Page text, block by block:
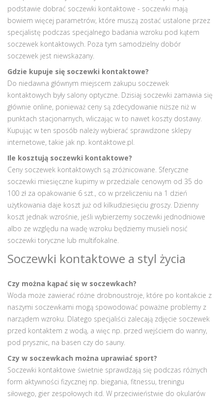
podstawie dobrać soczewki kontaktowe - soczewki mają
bowiem więcej parametrów, które muszą zostać ustalone przez
specjalistę podczas specjalnego badania wzroku pod kątem
soczewek kontaktowych. Poza tym samodzielny dobór
soczewek jest niewskazany.
Gdzie kupuje się soczewki kontaktowe?
Do niedawna głównym miejscem zakupu soczewek
kontaktowych były salony optyczne. Dzisiaj soczewki zamawia się
głównie online, ponieważ ceny są zdecydowanie niższe niż w
punktach stacjonarnych, wliczając w to nawet koszty dostawy.
Kupując w ten sposób należy wybierać sprawdzone sklepy
internetowe, takie jak np. kontaktowe.pl.
Ile kosztują soczewki kontaktowe?
Ceny soczewek kontaktowych są zróżnicowane. Sferyczne
soczewki miesięczne kupimy w przedziale cenowym od 35 do
100 zł za opakowanie 6 szt., co w przeliczeniu na 1 dzień
użytkowania daje koszt już od kilkudziesięciu groszy. Dzienny
koszt jednak wzrośnie, jeśli wybierzemy soczewki jednodniowe
albo ze względu na wadę wzroku będziemy musieli nosić
soczewki toryczne lub multifokalne.
Soczewki kontaktowe a styl życia
Czy można kąpać się w soczewkach?
Woda może zawierać różne drobnoustroje, które po kontakcie z
naszymi soczewkami mogą spowodować poważne problemy z
narządem wzroku. Dlatego specjaliści zalecają zdjęcie soczewek
przed kontaktem z wodą, a więc np. przed wejściem do wanny,
pod prysznic, na basen czy do sauny.
Czy w soczewkach można uprawiać sport?
Soczewki kontaktowe świetnie sprawdzają się podczas różnych
form aktywności fizycznej np. biegania, fitnessu, treningu
siłowego, gier zespołowych itd. W przeciwieństwie do okularów